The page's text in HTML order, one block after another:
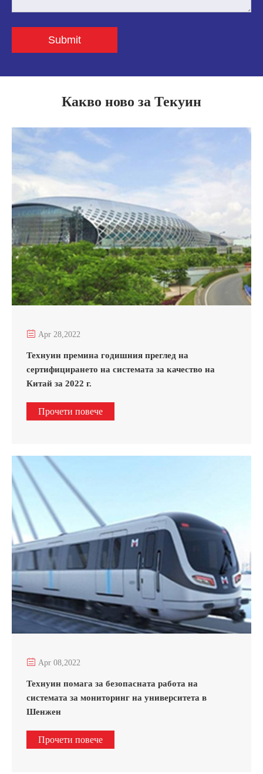
Submit
Какво ново за Текуин
 Apr 28,2022
Технуин премина годишния преглед на
сертифицирането на системата за качество на
Китай за 2022 г.
Прочети повече
 Apr 08,2022
Технуин помага за безопасната работа на
системата за мониторинг на университета в
Шенжен
Прочети повече